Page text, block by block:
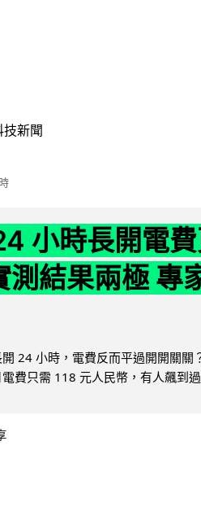
技新聞
小時長開電
測結果兩極 專
24 小時，電費反而平過開開關關
費只需 118 元人民幣，有人飆到